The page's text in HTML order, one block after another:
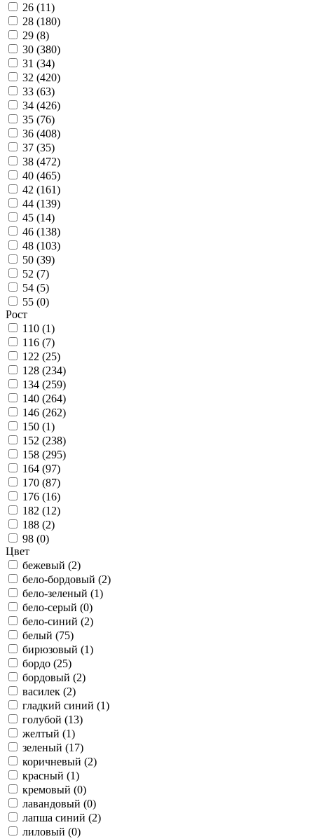
26 (11)
28 (180)
29 (8)
30 (380)
31 (34)
32 (420)
33 (63)
34 (426)
35 (76)
36 (408)
37 (35)
38 (472)
40 (465)
42 (161)
44 (139)
45 (14)
46 (138)
48 (103)
50 (39)
52 (7)
54 (5)
55 (0)
Рост
110 (1)
116 (7)
122 (25)
128 (234)
134 (259)
140 (264)
146 (262)
150 (1)
152 (238)
158 (295)
164 (97)
170 (87)
176 (16)
182 (12)
188 (2)
98 (0)
Цвет
бежевый (2)
бело-бордовый (2)
бело-зеленый (1)
бело-серый (0)
бело-синий (2)
белый (75)
бирюзовый (1)
бордо (25)
бордовый (2)
василек (2)
гладкий синий (1)
голубой (13)
желтый (1)
зеленый (17)
коричневый (2)
красный (1)
кремовый (0)
лавандовый (0)
лапша синий (2)
лиловый (0)